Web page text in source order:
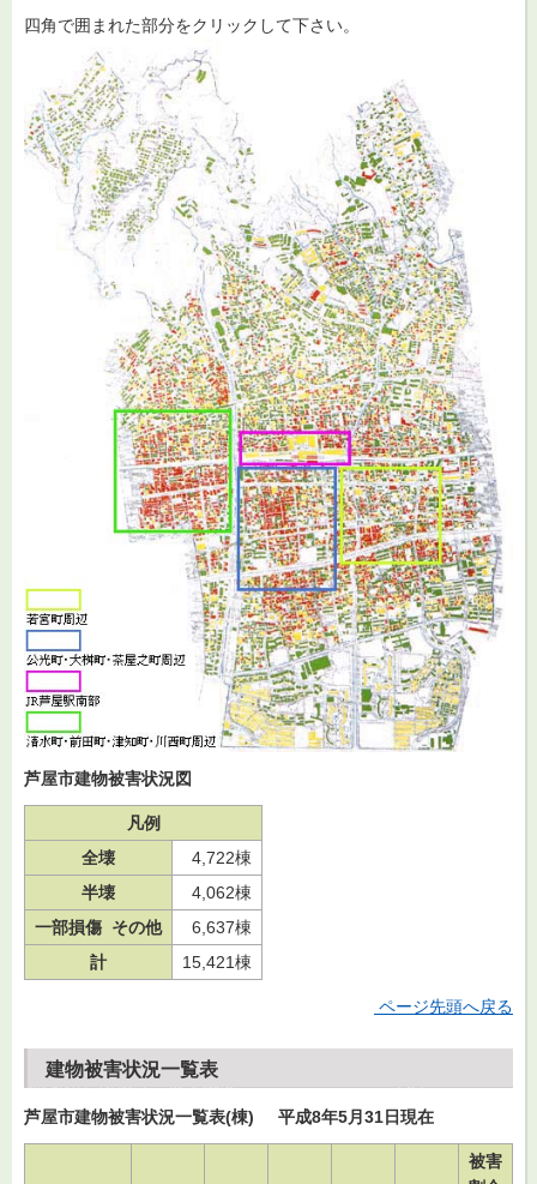
四角で囲まれた部分をクリックして下さい。
芦屋市建物被害状況図
凡例
全壊
4,722棟
半壊
4,062棟
一部損傷 その他
6,637棟
計
15,421棟
ページ先頭へ戻る
建物被害状況一覧表
芦屋市建物被害状況一覧表(棟) 平成8年5月31日現在
被害